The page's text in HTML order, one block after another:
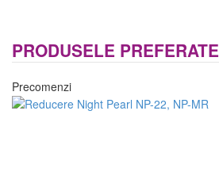
PRODUSELE PREFERATE
Precomenzi